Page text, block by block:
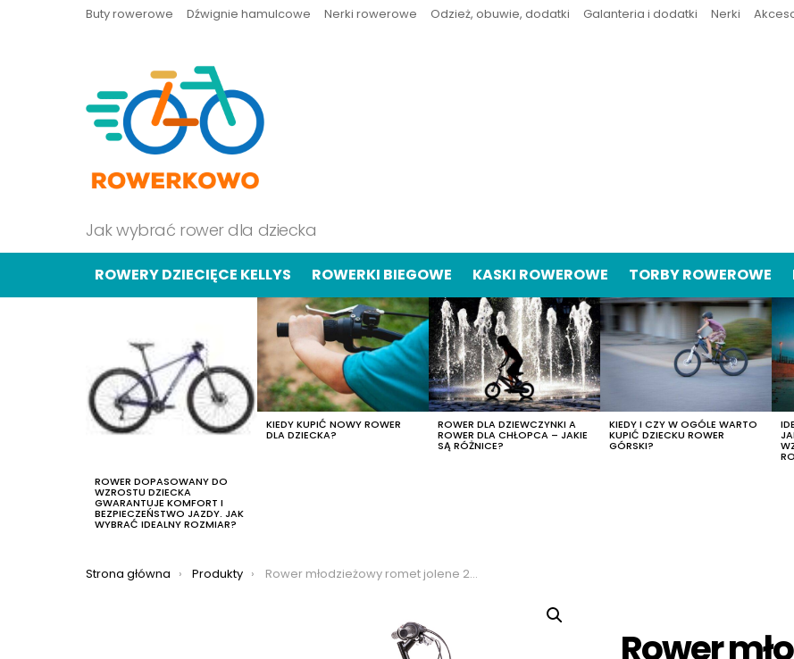
Buty rowerowe Dźwignie hamulcowe Nerki rowerowe Odzież, obuwie, dodatki Galanteria i dodatki Nerki
Jak wybrać rower dla dziecka
ROWERY DZIECIĘCE KELLYS ROWERKI BIEGOWE KASKI ROWEROWE TORBY ROWEROWE
ROWER DOPASOWANY DO
WZROSTU DZIECKA
GWARANTUJE KOMFORT I
BEZPIECZEŃSTWO JAZDY. JAK
WYBRAĆ IDEALNY ROZMIAR?
KIEDY KUPIĆ NOWY ROWER
DLA DZIECKA?
ROWER DLA DZIEWCZYNKI A
ROWER DLA CHŁOPCA – JAKIE
SĄ RÓŻNICE?
KIEDY I CZY W OGÓLE WARTO
KUPIĆ DZIECKU ROWER
GÓRSKI?
Jesteś tutaj:
Strona główna Produkty Rower młodzieżowy romet jolene 24 2019
Rower